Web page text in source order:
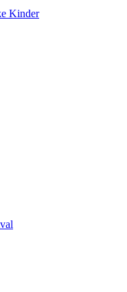
Kinder